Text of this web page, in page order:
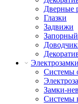
Дверные
Глазки
Задвижи
Системы
Замки-
Системы